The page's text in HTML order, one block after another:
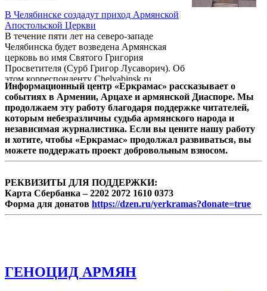
В Челябинске создадут приход Армянской
Апостольской Церкви
В течение пяти лет на северо-западе
Челябинска будет возведена Армянская
церковь во имя Святого Григория
Просветителя (Сурб Григор Лусаворич). Об
этом корреспонденту Chelyabinsk.ru
сообщил в понедельник руководитель
армянского культурного центра Гагик
Мхитарян.
Информационный центр «Еркрамас» рассказывает о
событиях в Армении, Арцахе и армянской Диаспоре. Мы
продолжаем эту работу благодаря поддержке читателей,
которым небезразличны судьба армянского народа и
независимая журналистика. Если вы цените нашу работу
и хотите, чтобы «Еркрамас» продолжал развиваться, вы
можете поддержать проект добровольным взносом.
РЕКВИЗИТЫ ДЛЯ ПОДДЕРЖКИ:
Карта Сбербанка – 2202 2072 1610 0373
Форма для донатов https://dzen.ru/yerkramas?donate=true
ГЕНОЦИД АРМЯН